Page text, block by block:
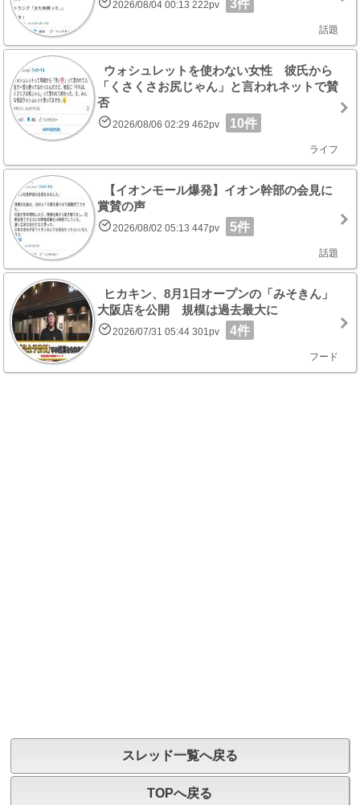
2026/08/04 00:13 222pv 3件
話題
ウォシュレットを使わない女性 彼氏から
「くさくさお尻じゃん」と言われネットで賛
否
2026/08/06 02:29 462pv 10件
ライフ
【イオンモール爆発】イオン幹部の会見に
賞賛の声
2026/08/02 05:13 447pv 5件
話題
ヒカキン、8月1日オープンの「みそきん」
大阪店を公開 規模は過去最大に
2026/07/31 05:44 301pv 4件
フード
スレッド一覧へ戻る
TOPへ戻る